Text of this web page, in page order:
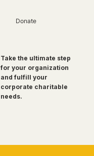
Donate
Take the ultimate step
for your organization
and fulfill your
corporate charitable
needs.